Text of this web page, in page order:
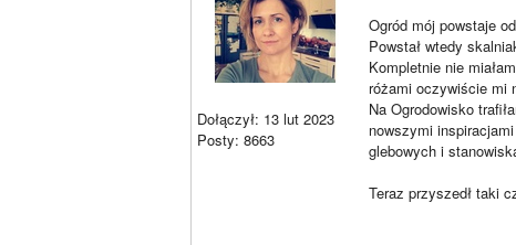
Dołączył: 13 lut 2023
Posty: 8663
Ogród mój powstaje
Powstał wtedy
Kompletnie nie
różami oczywiście mi
Na Ogrodowisko
nowszymi
glebowych i
Teraz przyszedł taki